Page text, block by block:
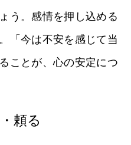
う。感情を押し込める
「今は不安を感じて当
ことが、心の安定につ
頼る